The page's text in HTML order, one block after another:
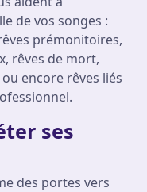
de vos songes :
prémonitoires,
rêves de mort,
ou encore rêves liés
ses
des portes vers